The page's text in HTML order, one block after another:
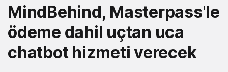
MindBehind, Masterpass'le
ödeme dahil uçtan uca
chatbot hizmeti verecek